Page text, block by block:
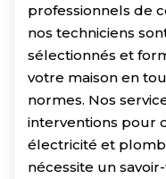
professionnels de
nos techniciens
sélectionnés et
votre maison en
normes. Nos
interventions pour
électricité et
nécessite un